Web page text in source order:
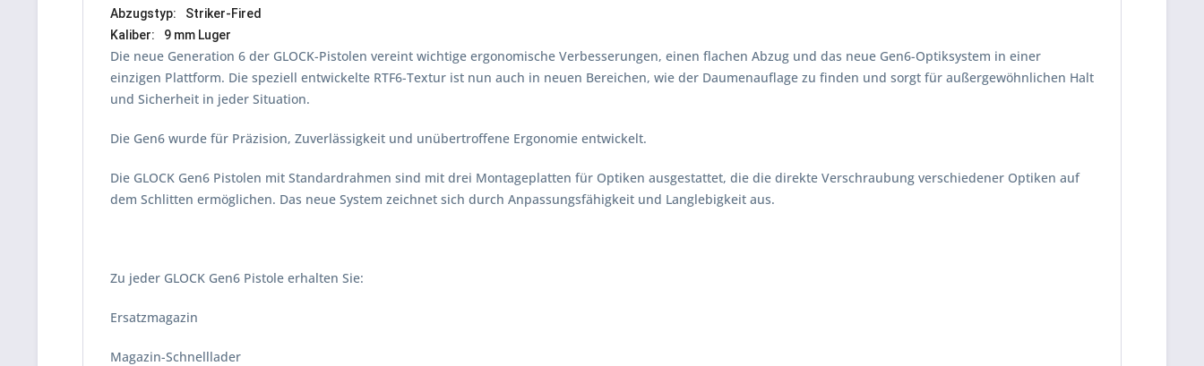
Abzugstyp:
Striker-Fired
Kaliber:
9 mm Luger
Die neue Generation 6 der GLOCK-Pistolen vereint wichtige ergonomische Verbesserungen, einen flachen Abzug und das neue Gen6-Optiksystem in einer
einzigen Plattform. Die speziell entwickelte RTF6-Textur ist nun auch in neuen Bereichen, wie der Daumenauflage zu finden und sorgt für außergewöhnlichen Halt
und Sicherheit in jeder Situation.
Die Gen6 wurde für Präzision, Zuverlässigkeit und unübertroffene Ergonomie entwickelt.
Die GLOCK Gen6 Pistolen mit Standardrahmen sind mit drei Montageplatten für Optiken ausgestattet, die die direkte Verschraubung verschiedener Optiken auf
dem Schlitten ermöglichen. Das neue System zeichnet sich durch Anpassungsfähigkeit und Langlebigkeit aus.
Zu jeder GLOCK Gen6 Pistole erhalten Sie:
Ersatzmagazin
Magazin-Schnelllader